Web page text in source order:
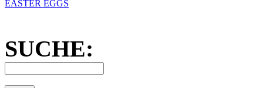
EASTER EGGS
SUCHE: